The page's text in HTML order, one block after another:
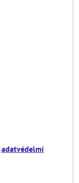
adatvédelmi